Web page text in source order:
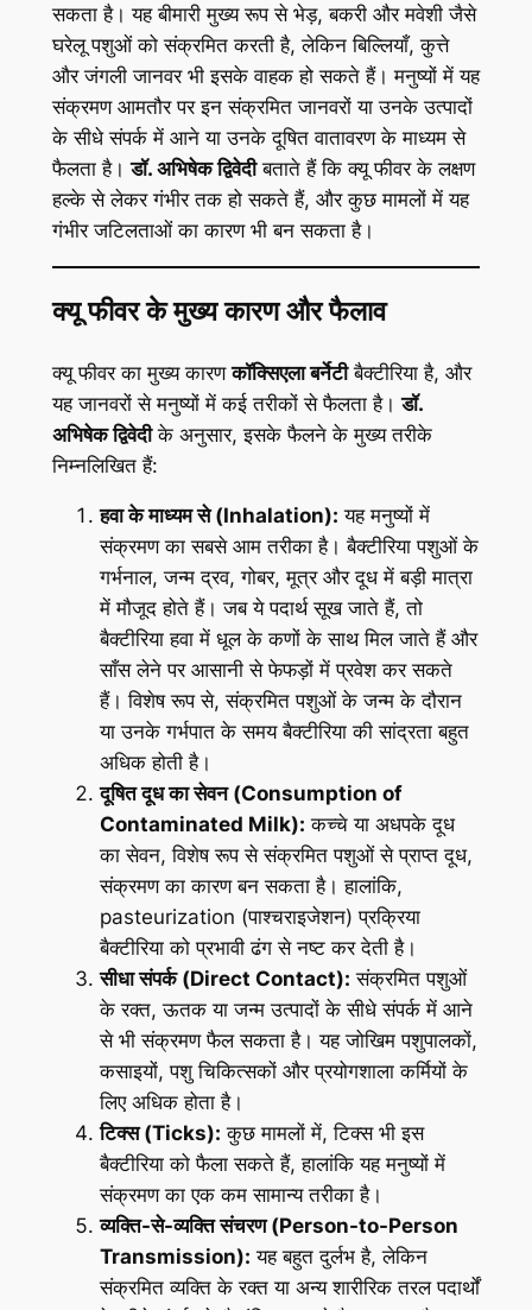
सकता है। यह बीमारी मुख्य रूप से भेड़, बकरी और मवेशी जैसे
घरेलू पशुओं को संक्रमित करती है, लेकिन बिल्लियाँ, कुत्ते
और जंगली जानवर भी इसके वाहक हो सकते हैं। मनुष्यों में यह
संक्रमण आमतौर पर इन संक्रमित जानवरों या उनके उत्पादों
के सीधे संपर्क में आने या उनके दूषित वातावरण के माध्यम से
फैलता है।डॉ. अभिषेक द्विवेदीबताते हैं कि क्यू फीवर के लक्षण
हल्के से लेकर गंभीर तक हो सकते हैं, और कुछ मामलों में यह
गंभीर जटिलताओं का कारण भी बन सकता है।
क्यू फीवर के मुख्य कारण और फैलाव
क्यू फीवर का मुख्य कारणकॉक्सिएला बर्नेटीबैक्टीरिया है, और
यह जानवरों से मनुष्यों में कई तरीकों से फैलता है।डॉ.
अभिषेक द्विवेदीके अनुसार, इसके फैलने के मुख्य तरीके
निम्नलिखित हैं:
हवा के माध्यम से (Inhalation): यह मनुष्यों में
संक्रमण का सबसे आम तरीका है। बैक्टीरिया पशुओं के
गर्भनाल, जन्म द्रव, गोबर, मूत्र और दूध में बड़ी मात्रा
में मौजूद होते हैं। जब ये पदार्थ सूख जाते हैं, तो
बैक्टीरिया हवा में धूल के कणों के साथ मिल जाते हैं और
साँस लेने पर आसानी से फेफड़ों में प्रवेश कर सकते
हैं। विशेष रूप से, संक्रमित पशुओं के जन्म के दौरान
या उनके गर्भपात के समय बैक्टीरिया की सांद्रता बहुत
अधिक होती है।
दूषित दूध का सेवन (Consumption of
Contaminated Milk): कच्चे या अधपके दूध
का सेवन, विशेष रूप से संक्रमित पशुओं से प्राप्त दूध,
संक्रमण का कारण बन सकता है। हालांकि,
pasteurization (पाश्चराइजेशन) प्रक्रिया
बैक्टीरिया को प्रभावी ढंग से नष्ट कर देती है।
सीधा संपर्क (Direct Contact): संक्रमित पशुओं
के रक्त, ऊतक या जन्म उत्पादों के सीधे संपर्क में आने
से भी संक्रमण फैल सकता है। यह जोखिम पशुपालकों,
कसाइयों, पशु चिकित्सकों और प्रयोगशाला कर्मियों के
लिए अधिक होता है।
टिक्स (Ticks): कुछ मामलों में, टिक्स भी इस
बैक्टीरिया को फैला सकते हैं, हालांकि यह मनुष्यों में
संक्रमण का एक कम सामान्य तरीका है।
व्यक्ति-से-व्यक्ति संचरण (Person-to-Person
Transmission): यह बहुत दुर्लभ है, लेकिन
संक्रमित व्यक्ति के रक्त या अन्य शारीरिक तरल पदार्थों